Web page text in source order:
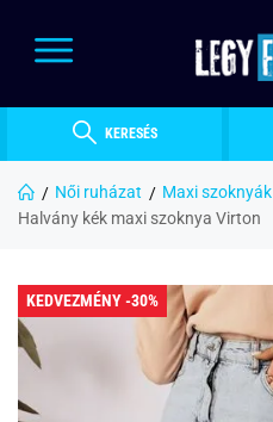
KERESÉS
Női ruházat
Maxi szoknyák
Halvány kék maxi szoknya Virton
KEDVEZMÉNY -30%